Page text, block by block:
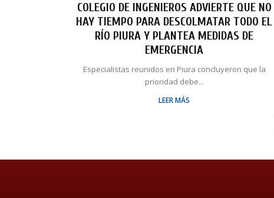
COLEGIO DE INGENIEROS ADVIERTE QUE NO
HAY TIEMPO PARA DESCOLMATAR TODO EL
RÍO PIURA Y PLANTEA MEDIDAS DE
EMERGENCIA
Especialistas reunidos en Piura concluyeron que la
prioridad debe...
LEER MÁS